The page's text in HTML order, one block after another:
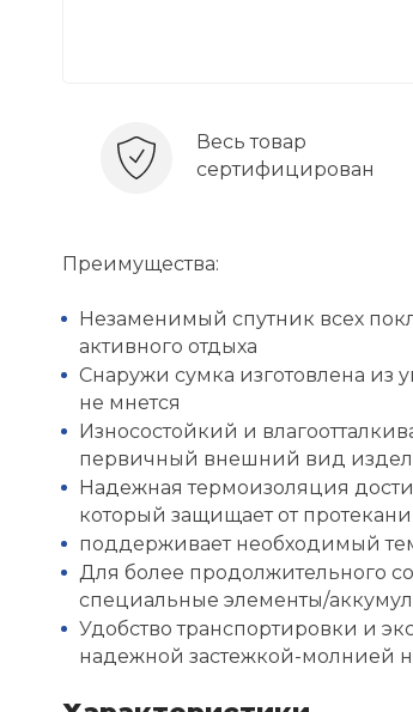
Весь товар
сертифицирован
Преимущества:
Незаменимый спутник всех
активного отдыха
Снаружи сумка изготовлена из
не мнется
Износостойкий и
первичный внешний вид
Надежная термоизоляция
который защищает от
поддерживает необходимый
Для более продолжительного
специальные элементы/
Удобство транспортировки и
надежной застежкой-молнией